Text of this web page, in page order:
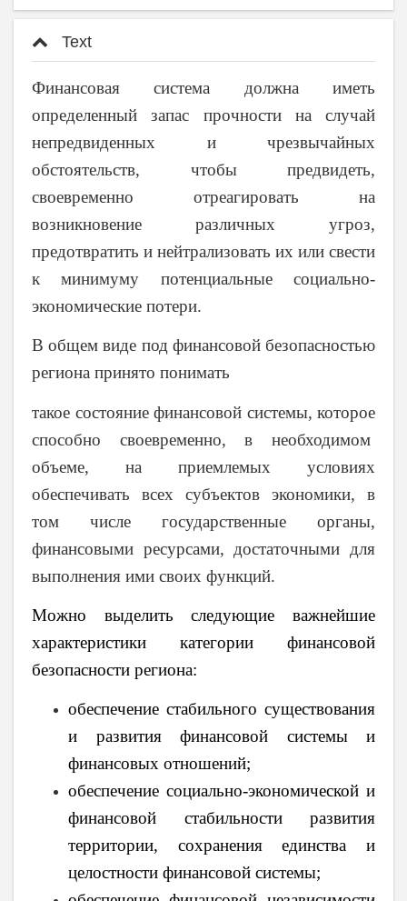
Text
Финансовая система должна иметь
определенный запас прочности на случай
непредвиденных и чрезвычайных
обстоятельств, чтобы предвидеть,
своевременно отреагировать на
возникновение различных угроз,
предотвратить и нейтрализовать их или свести
к минимуму потенциальные социально-
экономические потери.
В общем виде под финансовой безопасностью
региона принято понимать
такое состояние финансовой системы, которое
способно своевременно, в необходимом
объеме, на приемлемых условиях
обеспечивать всех субъектов экономики, в
том числе государственные органы,
финансовыми ресурсами, достаточными для
выполнения ими своих функций.
Можно выделить следующие важнейшие
характеристики категории финансовой
безопасности региона:
обеспечение стабильного существования
и развития финансовой системы и
финансовых отношений;
обеспечение социально-экономической и
финансовой стабильности развития
территории, сохранения единства и
целостности финансовой системы;